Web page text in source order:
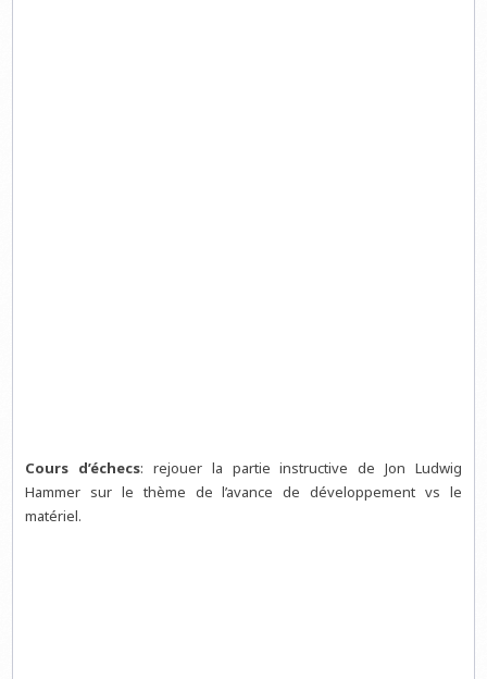
Cours d’échecs: rejouer la partie instructive de Jon Ludwig
Hammer sur le thème de l’avance de développement vs le
matériel.